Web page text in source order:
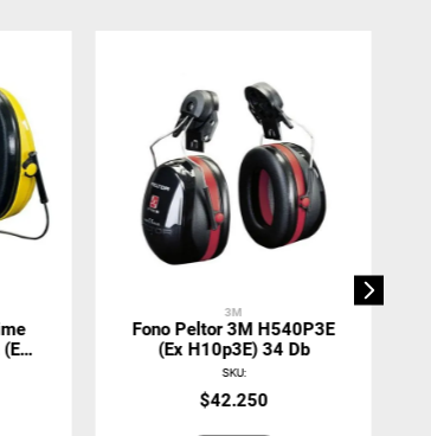
(ex
3M
Fono Peltor 3M H540P3E
(ex H10p3E) 34 Db
SKU:
$42.250